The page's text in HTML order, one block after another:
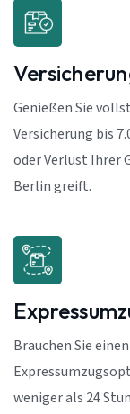
Genießen Sie
Versicherung bis
oder Verlust Ihrer
Berlin greift.
Brauchen Sie
weniger als 24